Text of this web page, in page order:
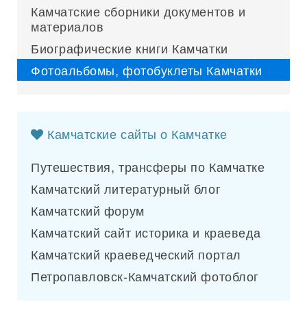
Камчатские сборники документов и
материалов
Биографические книги Камчатки
Фотоальбомы, фотобуклеты Камчатки
Камчатские сайты о Камчатке
Путешествия, трансферы по Камчатке
Камчатский литературный блог
Камчатский форум
Камчатский сайт историка и краеведа
Камчатский краеведческий портал
Петропавловск-Камчатский фотоблог